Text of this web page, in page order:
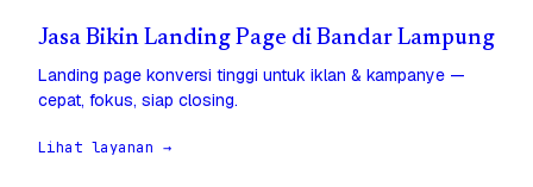
Jasa Bikin Landing Page di Bandar Lampung
Landing page konversi tinggi untuk iklan & kampanye —
cepat, fokus, siap closing.
Lihat layanan →